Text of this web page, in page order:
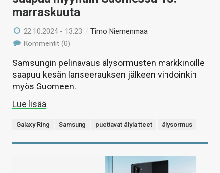
marraskuuta
22.10.2024 - 13:23 /Timo Niemenmaa
Kommentit (0)
Samsungin pelinavaus älysormusten markkinoille
saapuu kesän lanseerauksen jälkeen vihdoinkin
myös Suomeen.
Lue lisää
Galaxy Ring Samsung puettavat älylaitteet älysormus